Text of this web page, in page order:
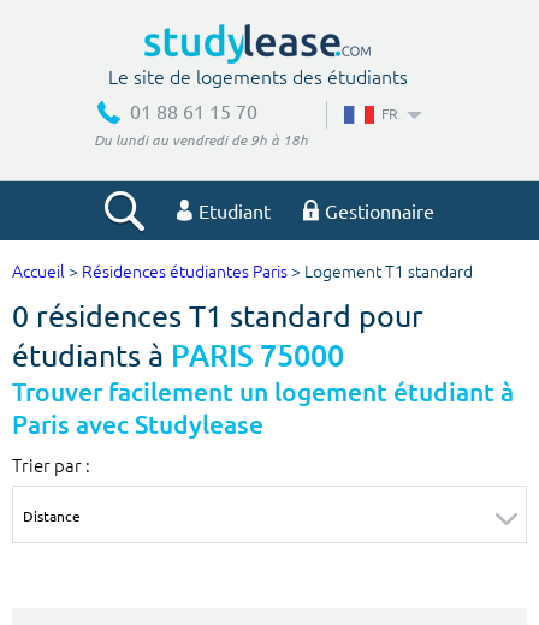
Le site de logements des étudiants
01 88 61 15 70
Du lundi au vendredi de 9h à 18h
FR
Etudiant Gestionnaire
Votre recherche
Ville, école
Accueil > Résidences étudiantes Paris > Logement T1 standard
0 résidences T1 standard pour
étudiants à PARIS 75000
Trouver facilement un logement étudiant à
Paris avec Studylease
Trier par :